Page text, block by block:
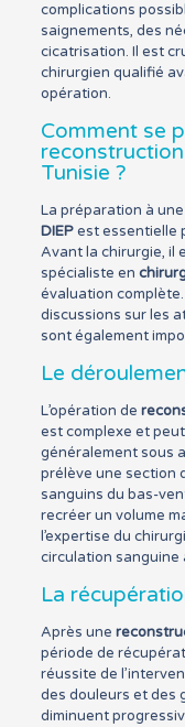
complications
saignements, des
cicatrisation. Il est
chirurgien qualifié
opération.
Comment se
Tunisie ?
La préparation à une
DIEPest essentielle
Avant la chirurgie, il
spécialiste en
évaluation
discussions sur les
sont également
Le
L’opération de
est complexe et
généralement sous
prélève une section
sanguins du bas-
recréer un volume
l’expertise du
circulation sanguine
La
Après une
période de
réussite de
des douleurs et des
diminuent